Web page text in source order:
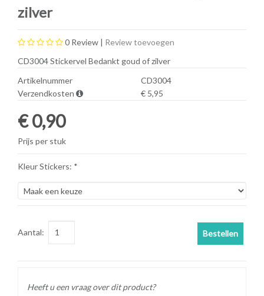
zilver
0 Review | Review toevoegen
CD3004 Stickervel Bedankt goud of zilver
Artikelnummer
CD3004
Verzendkosten
€ 5,95
€ 0,90
Prijs per stuk
Kleur Stickers: *
Aantal: Bestellen
Heeft u een vraag over dit product?